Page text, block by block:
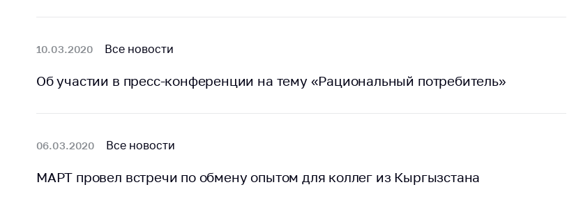
Идеологическая
работа
Официальные
5 лет МАРТ
Деятельность
Ценовая политика
Вышестоящий
цен
10.03.2020 Все новости
Об участии в пресс-конференции на тему «Рациональный потребитель»
06.03.2020 Все новости
МАРТ провел встречи по обмену опытом для коллег из Кыргызстана